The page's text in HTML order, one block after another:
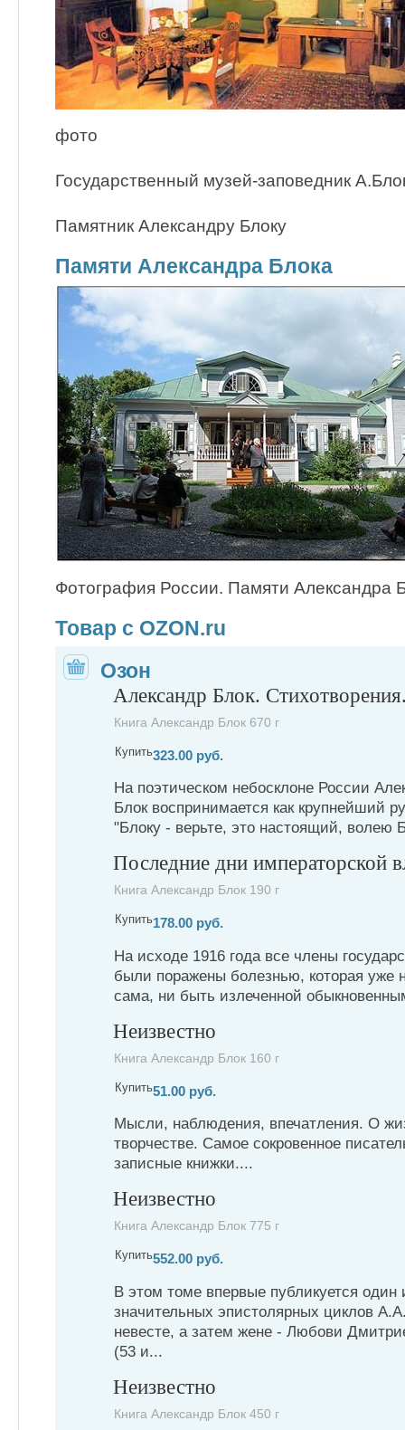
фото
Государственный музей-заповедник
Памятник Александру Блоку
Памяти Александра Блока
Фотография России. Памяти Александра
Товар с OZON.ru
Озон
Александр Блок.
Книга Александр Блок 670 г
Купить323.00 руб.
На поэтическом небосклоне России
Блок воспринимается как крупнейший
"Блоку - верьте, это настоящий, волею
Последние дни императорской
Книга Александр Блок 190 г
Купить178.00 руб.
На исходе 1916 года все члены
были поражены болезнью, которая уже
сама, ни быть излеченной
Неизвестно
Книга Александр Блок 160 г
Купить51.00 руб.
Мысли, наблюдения, впечатления. О
творчестве. Самое сокровенное
записные книжки....
Неизвестно
Книга Александр Блок 775 г
Купить552.00 руб.
В этом томе впервые публикуется один
значительных эпистолярных циклов
невесте, а затем жене - Любови
(53 и...
Неизвестно
Книга Александр Блок 450 г